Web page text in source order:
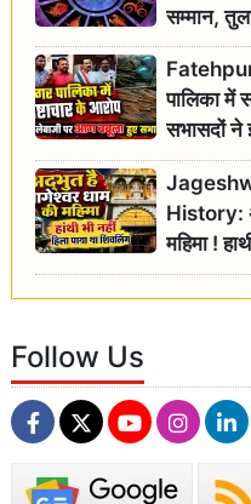
सम्मान,
रहें सतर्क
पालिका में
सभासदों ने
के गंभीर
History:
महिमा !
शिवलिंग,
इतिहास
Follow Us